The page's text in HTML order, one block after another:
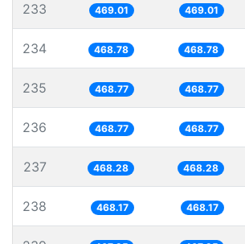
233 469.01 469.01
234 468.78 468.78
235 468.77 468.77
236 468.77 468.77
237 468.28 468.28
238 468.17 468.17